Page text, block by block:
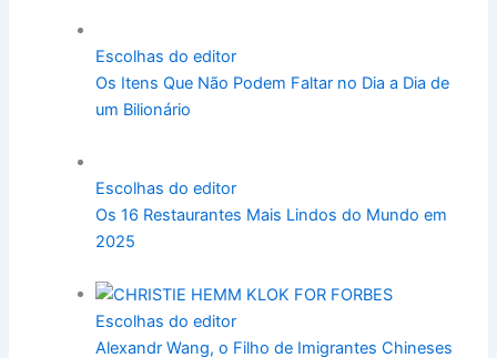
Escolhas do editor
Os Itens Que Não Podem Faltar no Dia a Dia de
um Bilionário
Escolhas do editor
Os 16 Restaurantes Mais Lindos do Mundo em
2025
Escolhas do editor
Alexandr Wang, o Filho de Imigrantes Chineses